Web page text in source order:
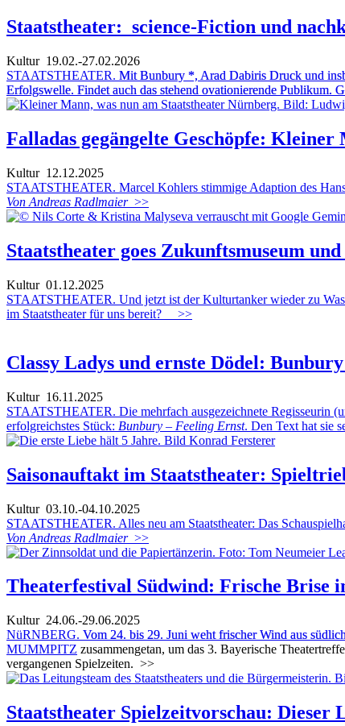
Staatstheater: science-Fiction und
Kultur19.02.-27.02.2026
STAATSTHEATER. Mit Bunbury *, Arad Dabiris Druck und
Erfolgswelle. Findet auch das stehend ovationierende Publikum.
Falladas gegängelte Geschöpfe: Kleiner
Kultur12.12.2025
STAATSTHEATER. Marcel Kohlers stimmige Adaption des
Von Andreas Radlmaier>>
Staatstheater goes Zukunftsmuseum
Kultur01.12.2025
STAATSTHEATER. Und jetzt ist der Kulturtanker wieder zu
im Staatstheater für uns bereit?
>>
Classy Ladys und ernste Dödel:
Kultur16.11.2025
STAATSTHEATER. Die mehrfach ausgezeichnete Regisseurin
erfolgreichstes Stück: Bunbury – Feeling Ernst. Den Text hat sie
Saisonauftakt im Staatstheater:
Kultur03.10.-04.10.2025
STAATSTHEATER. Alles neu am Staatstheater: Das
Von Andreas Radlmaier>>
Theaterfestival Südwind: Frische Brise
Kultur24.06.-29.06.2025
NüRNBERG. Vom 24. bis 29. Juni weht frischer Wind aus
MUMMPITZ zusammengetan, um das 3. Bayerische
vergangenen Spielzeiten. >>
Staatstheater Spielzeitvorschau: Dieser